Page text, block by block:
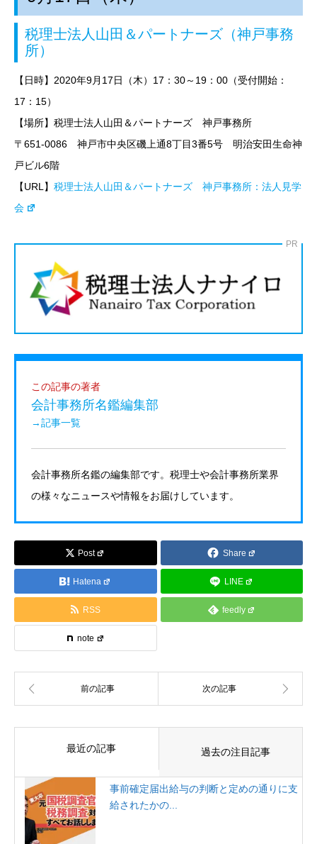
税理士法人山田＆パートナーズ（神戸事務
所）
【日時】2020年9月17日（木）17：30～19：00（受付開始：
17：15）
【場所】税理士法人山田＆パートナーズ 神戸事務所
〒651-0086 神戸市中央区磯上通8丁目3番5号 明治安田生命神
戸ビル6階
【URL】 税理士法人山田＆パートナーズ 神戸事務所：法人見学
会
PR
この記事の著者
会計事務所名鑑編集部
→記事一覧
会計事務所名鑑の編集部です。税理士や会計事務所業界
の様々なニュースや情報をお届けしています。
Post Share
Hatena LINE
RSS feedly
note
最近の記事 過去の注目記事
事前確定届出給与の判断と定めの通りに支
給されたかの...